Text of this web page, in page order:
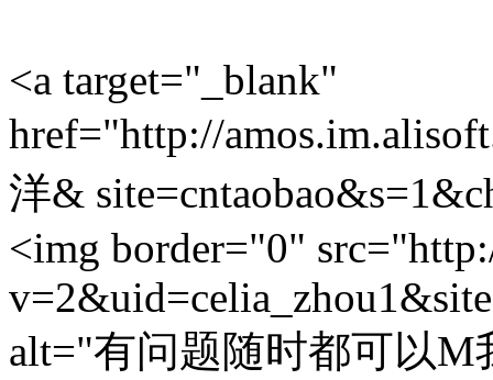
<a target="_blank"
href="http://
洋&
<img border="0"
alt="有问题随时都可以M